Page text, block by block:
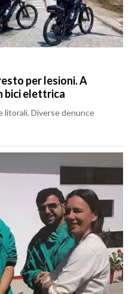
per lesioni. A
bici elettrica
litorali. Diverse denunce